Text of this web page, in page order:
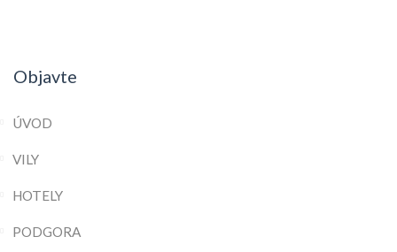
Objavte
ÚVOD
VILY
HOTELY
PODGORA